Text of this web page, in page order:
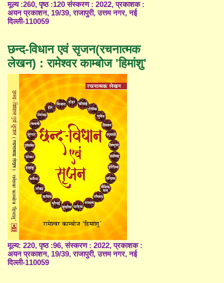
मूल्य :260, पृष्ठ :120 संस्करण : 2022, प्रकाशक :
अयन प्रकाशन, 19/39, राजापुरी, उत्तम नगर, नई
दिल्ली-110059
छन्द-विधान एवं सृजन(रचनात्मक
लेखन) : रामेश्वर काम्बोज 'हिमांशु'
मूल्य: 220, पृष्ठ :96, संस्करण : 2022, प्रकाशक :
अयन प्रकाशन, 19/39, राजापुरी, उत्तम नगर, नई
दिल्ली-110059